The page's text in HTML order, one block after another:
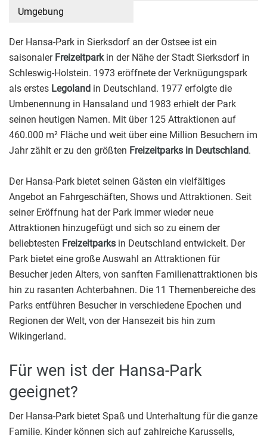
Umgebung
Der Hansa-Park in Sierksdorf an der Ostsee ist ein
saisonaler Freizeitparkin der Nähe der Stadt Sierksdorf in
Schleswig-Holstein. 1973 eröffnete der Verknügungspark
als erstes Legoland in Deutschland. 1977 erfolgte die
Umbenennung in Hansaland und 1983 erhielt der Park
seinen heutigen Namen. Mit über 125 Attraktionen auf
460.000 m² Fläche und weit über eine Million Besuchern im
Jahr zählt er zu den größten Freizeitparks in Deutschland.
Der Hansa-Park bietet seinen Gästen ein vielfältiges
Angebot an Fahrgeschäften, Shows und Attraktionen. Seit
seiner Eröffnung hat der Park immer wieder neue
Attraktionen hinzugefügt und sich so zu einem der
beliebtesten Freizeitparks in Deutschland entwickelt. Der
Park bietet eine große Auswahl an Attraktionen für
Besucher jeden Alters, von sanften Familienattraktionen bis
hin zu rasanten Achterbahnen. Die 11 Themenbereiche des
Parks entführen Besucher in verschiedene Epochen und
Regionen der Welt, von der Hansezeit bis hin zum
Wikingerland.
Für wen ist der Hansa-Park
geeignet?
Der Hansa-Park bietet Spaß und Unterhaltung für die ganze
Familie. Kinder können sich auf zahlreiche Karussells,